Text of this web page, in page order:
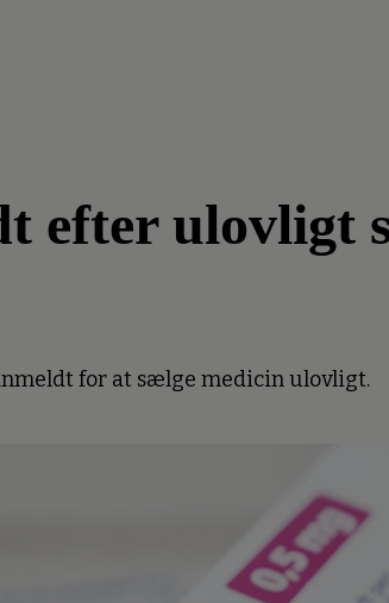
efter ulovligt
for at sælge medicin ulovligt.